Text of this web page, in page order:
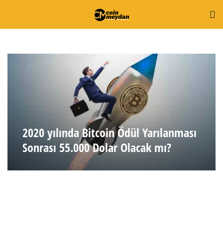
2020 yılında Bitcoin Ödül Yarılanması
Sonrası 55.000 Dolar Olacak mı?